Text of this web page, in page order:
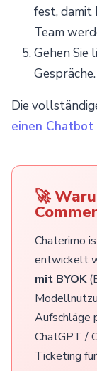
fest, damit
Team
Gehen Sie
Gespräche.
Die
einen
🚀
Chaterimo
entwickelt
mit BYOK
Aufschläge
ChatGPT /
Ticketing